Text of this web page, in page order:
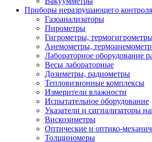
Приборы неразрушающего контроля
Газоанализаторы
Пирометры
Гигрометры,
Анемометры,
Лабораторное оборудование
Весы лабораторные
Дозиметры, радиометры
Тепловизионные комплексы
Измерители влажности
Испытательное оборудование
Указатели и сигнализаторы
Вискозиметры
Оптические и оптико-
Толщиномеры